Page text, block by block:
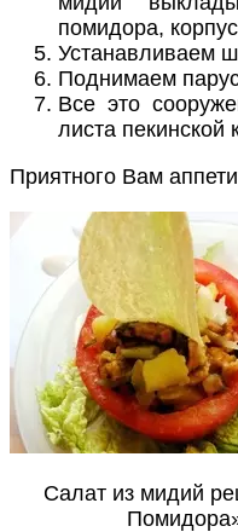
помидора,
Устанавливаем
Поднимаем
Все это
листа пекинской
Приятного Вам
Салат из мидий